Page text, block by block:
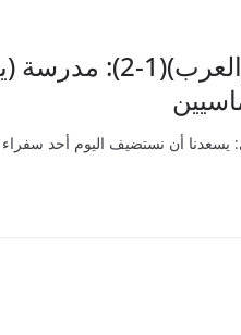
محمد مجاهد لـ
أن نستضيف اليوم أحد سفراء